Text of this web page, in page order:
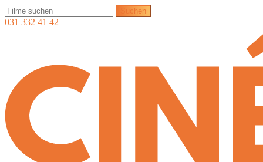
031 332 41 42